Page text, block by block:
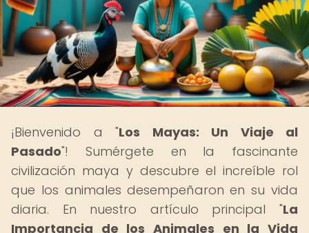
¡Bienvenido a "Los Mayas: Un Viaje al
Pasado"! Sumérgete en la fascinante
civilización maya y descubre el increíble rol
que los animales desempeñaron en su vida
diaria. En nuestro artículo principal "La
Importancia de los Animales en la Vida